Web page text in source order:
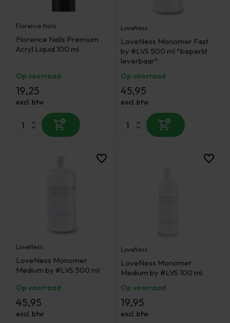
Florence Nails
Florence Nails Premium
Acryl Liquid 100 ml
Op voorraad
19,25
excl. btw
LoveNess
LoveNess Monomer Fast
by #LVS 500 ml *beperkt
leverbaar*
Op voorraad
45,95
excl. btw
LoveNess
LoveNess Monomer
Medium by #LVS 500 ml
Op voorraad
45,95
excl. btw
LoveNess
LoveNess Monomer
Medium by #LVS 100 ml
Op voorraad
19,95
excl. btw